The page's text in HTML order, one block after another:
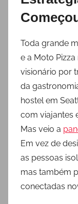
Toda grande
e a Moto
visionário por
da
hostel em
com viajantes
Mas veio a
Em vez de
as pessoas
mas também
conectadas